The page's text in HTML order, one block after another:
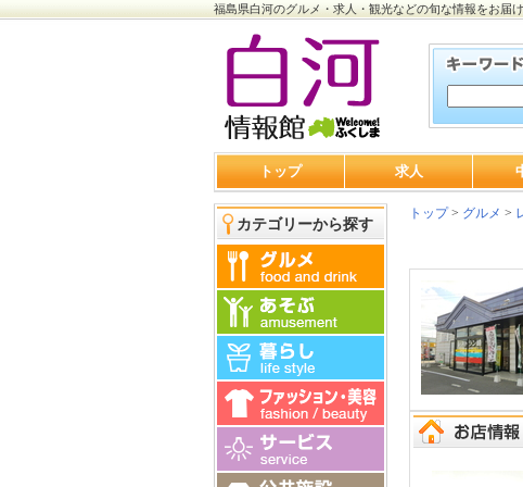
福島県白河のグルメ・求人・観光などの旬な情報をお届
トップ 求人
カテゴリーから探す
トップ> グルメ >